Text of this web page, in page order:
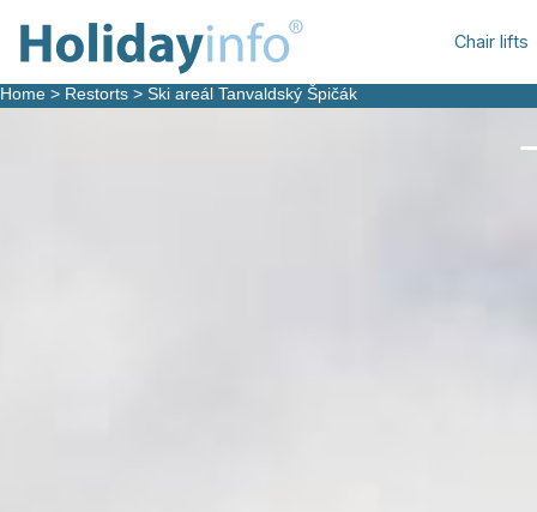
Chair lifts
Home > Restorts > Ski areál Tanvaldský Špičák